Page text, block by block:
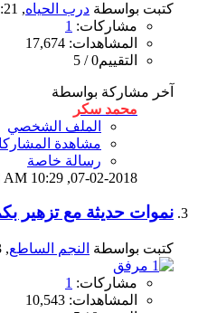
كتبت بواسطة درب الحياه‏, 07-02-2018 06:21 AM
مشاركات: 1
المشاهدات: 17,674
التقييم0 / 5
آخر مشاركة بواسطة
محمد سكر
الملف الشخصي
مشاهدة
رسالة خاصة
07-02-2018,
10:29 AM
نموات حديثة مع تزهير
كتبت بواسطة النجم الساطع‏, 12-05-2017 03:33 PM
مشاركات: 1
المشاهدات: 10,543